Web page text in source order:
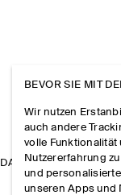
DAS UNTERNEHMEN
BEVOR SIE MIT
Wir nutzen
auch andere
volle Funktionalität
Nutzererfahrung
und
unseren Apps und